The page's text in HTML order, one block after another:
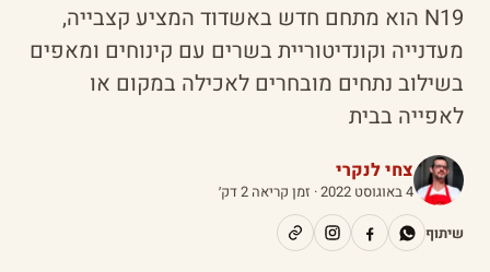
N19 הוא מתחם חדש באשדוד המציע קצבייה,
מעדנייה וקונדיטוריית בשרים עם קינוחים ומאפים
בשילוב נתחים מובחרים לאכילה במקום או
לאפייה בבית
צחי לנקרי
4 באוגוסט 2022
· זמן קריאה 2 דק׳
שיתוף